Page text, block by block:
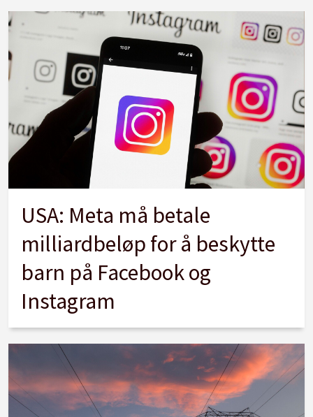
USA: Meta må betale
milliardbeløp for å beskytte
barn på Facebook og
Instagram